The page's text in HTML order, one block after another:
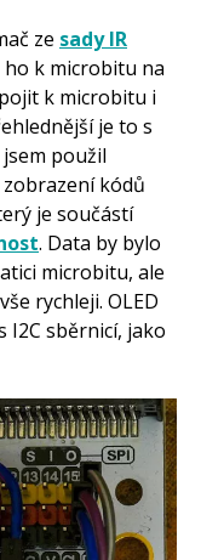
ze sady IR
ho k microbitu na
k microbitu i
je to s
použil
zobrazení kódů
je součástí
. Data by bylo
microbitu, ale
rychleji. OLED
sběrnicí, jako